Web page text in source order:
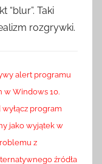
“blur”. Taki
rozgrywki.
alert programu
w Windows 10.
program
jako wyjątek w
z
źródła